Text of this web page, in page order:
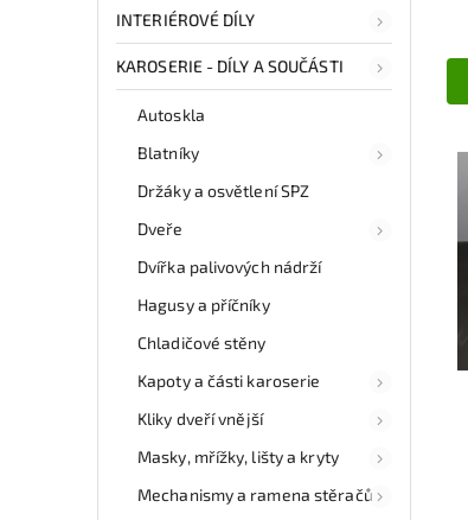
INTERIÉROVÉ DÍLY
KAROSERIE - DÍLY A SOUČÁSTI
Autoskla
Blatníky
Držáky a osvětlení SPZ
Dveře
Dvířka palivových nádrží
Hagusy a příčníky
Chladičové stěny
Kapoty a části karoserie
Kliky dveří vnější
Masky, mřížky, lišty a kryty
Mechanismy a ramena stěračů